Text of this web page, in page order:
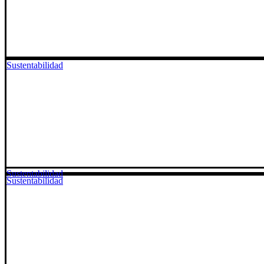
Sustentabilidad
Sustentabilidad
Sustentabilidad